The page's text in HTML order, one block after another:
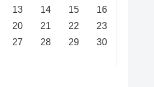
13 14 15
16
20 21 22
23
27 28 29
30